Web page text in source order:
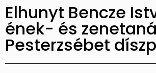
Elhunyt Bencze
ének- és
Pesterzsébet